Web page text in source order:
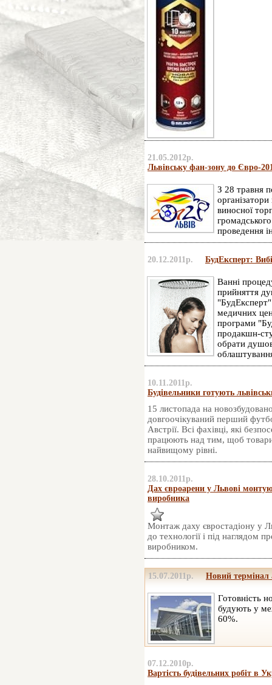
21.05.2012р.
Львівську фан-зону до Євро-
З 28 травня
виносної
проведення
20.12.2011р. БудЕксперт:
Ванні
прийняття
"БудЕксперт"
медичних
програми
продакшн-
обрати
10.11.2011р.
Будівельники готують
15 листопада на
довгоочікуваний перший
Австрії. Всі фахівці, які
працюють над тим, щоб
найвищому рівні.
28.10.2011р.
Дах євроарени у Львові
виробника
Монтаж даху євростадіону у
до технології і під наглядом
виробником.
15.07.2011р. Новий термінал
Готовність
будують у
60%.
07.12.2010р.
Вартість будівельних робіт в